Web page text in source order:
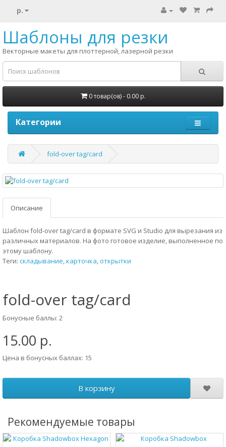
р.
Шаблоны для резки
Векторные макеты для плоттерной, лазерной резки
0 товар(ов) - 0.00 р.
Категории
fold-over tag/card
Описание
Шаблон fold-over tag/card в формате SVG и Studio для вырезания из
различных материалов. На фото готовое изделие, выполненное по
этому шаблону.
Теги: складывание,карточка,открытки
fold-over tag/card
Бонусные баллы: 2
15.00 р.
Цена в бонусных баллах: 15
В корзину
Рекомендуемые товары